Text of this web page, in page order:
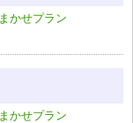
かせプラン
かせプラン